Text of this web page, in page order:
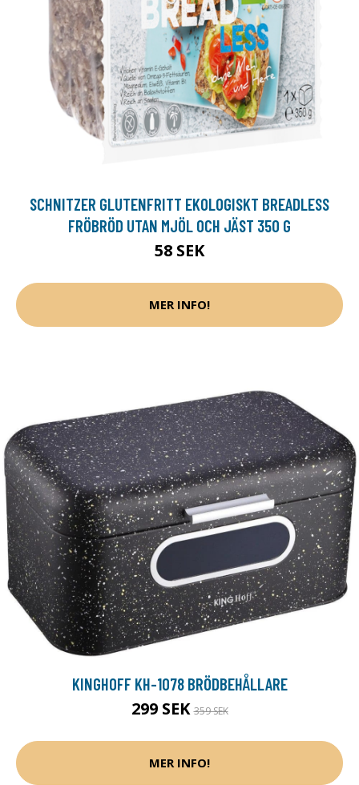
SCHNITZER GLUTENFRITT EKOLOGISKT BREADLESS
FRÖBRÖD UTAN MJÖL OCH JÄST 350 G
58 SEK
MER INFO!
KINGHOFF KH-1078 BRÖDBEHÅLLARE
299 SEK359 SEK
MER INFO!